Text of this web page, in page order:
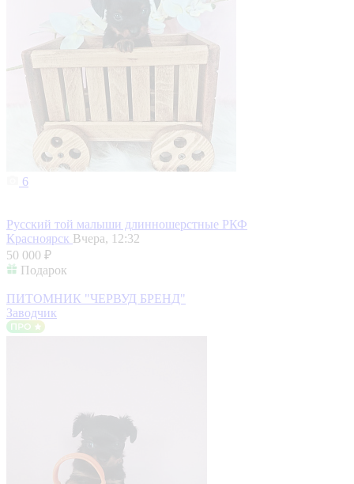
6
Русский той малыши длинношерстные РКФ
Красноярск Вчера, 12:32
50 000 ₽
Подарок
ПИТОМНИК "ЧЕРВУД БРЕНД"
Заводчик